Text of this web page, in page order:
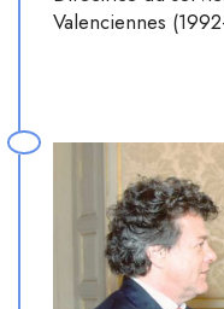
Valenciennes